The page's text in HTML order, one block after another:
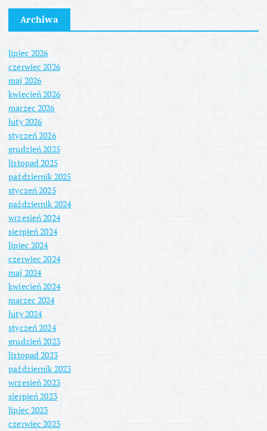
Archiwa
lipiec 2026
czerwiec 2026
maj 2026
kwiecień 2026
marzec 2026
luty 2026
styczeń 2026
grudzień 2025
listopad 2025
październik 2025
styczeń 2025
październik 2024
wrzesień 2024
sierpień 2024
lipiec 2024
czerwiec 2024
maj 2024
kwiecień 2024
marzec 2024
luty 2024
styczeń 2024
grudzień 2023
listopad 2023
październik 2023
wrzesień 2023
sierpień 2023
lipiec 2023
czerwiec 2023